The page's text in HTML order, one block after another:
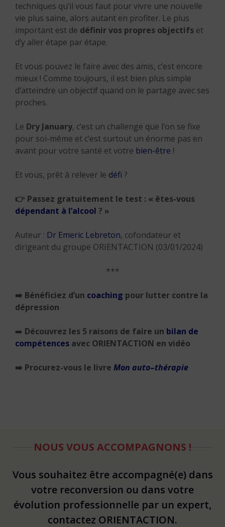
techniques qu’il vous faut pour vivre une nouvelle
vie plus saine, alors autant en profiter. Le plus
important est de définir vos propres objectifs et
d’y aller étape par étape.
Et vous pouvez le faire avec des amis, c’est encore
mieux ! Comme toujours, il est bien plus simple
d’atteindre un objectif quand on le partage avec ses
proches.
Le Dry January, c’est un challenge que l’on se fixe
pour soi-même et c’est surtout un énorme pas en
avant pour votre santé et votre bien-être !
Et vous, prêt à relever le défi ?
👉 Passez gratuitement le test : « êtes-vous
dépendant à l’alcool ? »
Auteur : Dr Emeric Lebreton, cofondateur et
dirigeant du groupe ORIENTACTION (03/01/2024)
***
➡️ Bénéficiez d’un coaching pour lutter contre la
dépression
➡️ Découvrez les 5 raisons de faire un bilan de
compétences avec ORIENTACTION en vidéo
➡️ Procurez-vous le livre Mon auto–thérapie
NOUS VOUS ACCOMPAGNONS !
Vous souhaitez être accompagné(e) dans
votre reconversion ou dans votre
évolution professionnelle par un expert,
contactez ORIENTACTION.